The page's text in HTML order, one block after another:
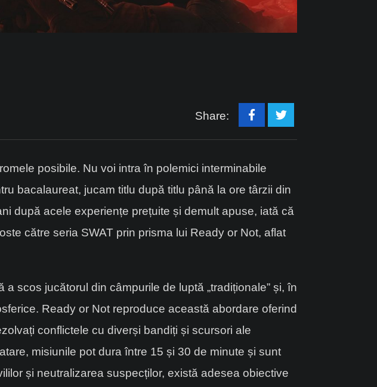
Share:
posibile. Nu voi intra în polemici interminabile
bacalaureat, jucam titlu după titlu până la ore târzii din
după acele experiențe prețuite și demult apuse, iată că
către seria SWAT prin prisma lui Ready or Not, aflat
scos jucătorul din câmpurile de luptă „tradiționale” și, în
Ready or Not reproduce această abordare oferind
conflictele cu diverși bandiți și scursori ale
misiunile pot dura între 15 și 30 de minute și sunt
și neutralizarea suspecților, există adesea obiective